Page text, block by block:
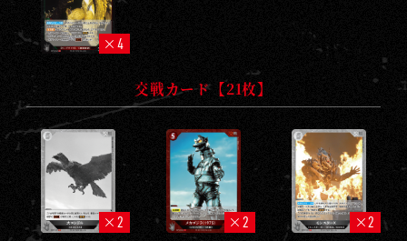
4
交戦カード【21枚】
2 2 2